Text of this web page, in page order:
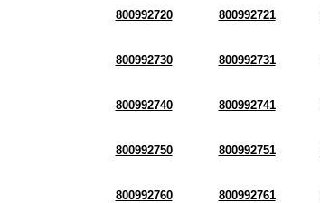
800992720 800992721
800992730 800992731
800992740 800992741
800992750 800992751
800992760 800992761